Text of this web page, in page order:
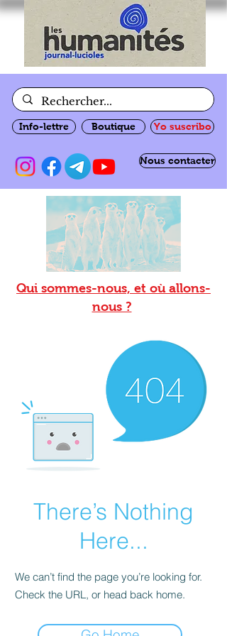
Info-lettre Boutique Yo suscribo
Nous contacter
Qui sommes-nous, et où allons-
nous ?
There’s Nothing
Here...
We can’t find the page you’re looking for.
Check the URL, or head back home.